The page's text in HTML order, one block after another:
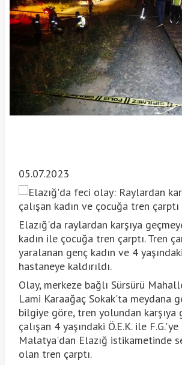
05.07.2023
Elazığ'da raylardan karşıya
kadın ile çocuğa tren çarptı. Tren
yaralanan genç kadın ve 4
hastaneye kaldırıldı.
Olay, merkeze bağlı Sürsürü
Lami Karaağaç Sokak'ta meydana
bilgiye göre, tren yolundan karşıya
çalışan 4 yaşındaki Ö.E.K. ile
Malatya'dan Elazığ istikametinde
olan tren çarptı.